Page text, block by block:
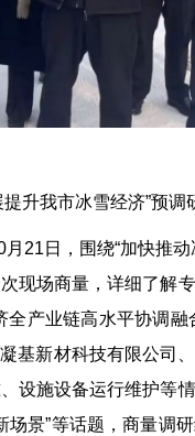
升我市冰雪经济”预调
21日，围绕“加快推
现场商量，详细了解
产业链高水平协调
基新材科技有限公司
设施设备运行维护等
景”等话题，商量调